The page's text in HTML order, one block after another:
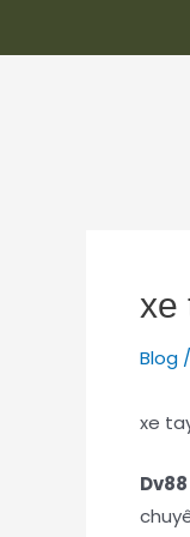
xe
Blog
xe